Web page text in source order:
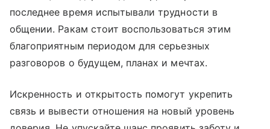
последнее время испытывали трудности в
общении. Ракам стоит воспользоваться этим
благоприятным периодом для серьезных
разговоров о будущем, планах и мечтах.
Искренность и открытость помогут укрепить
связь и вывести отношения на новый уровень